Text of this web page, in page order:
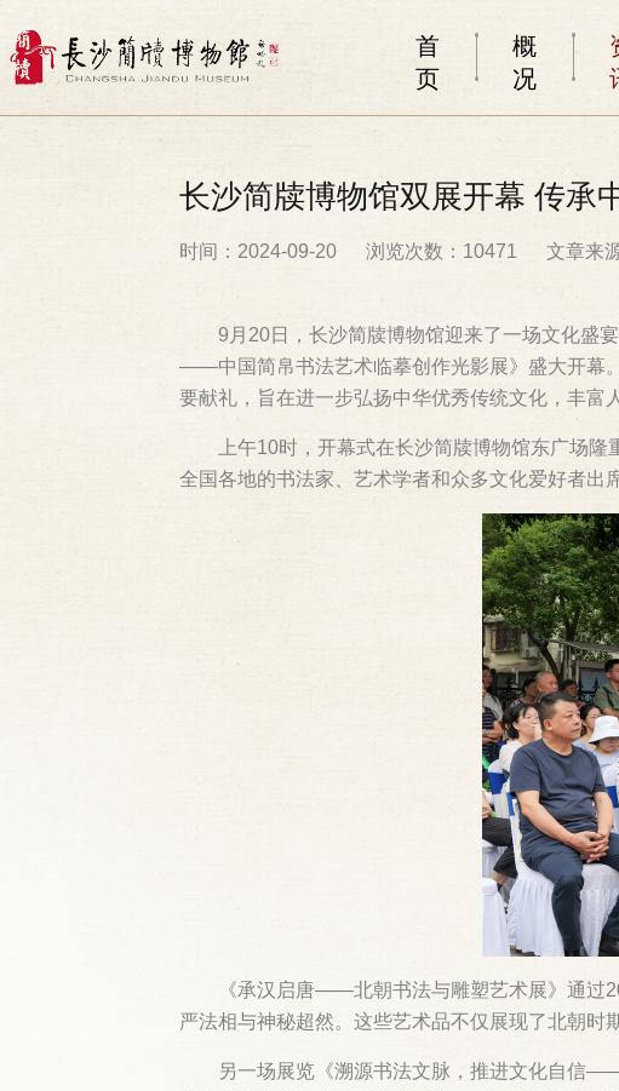
首
页
概
况
长沙简牍博物馆双展开幕 传承
时间：2024-09-20 浏览次数：10471 文章来
9月20日，长沙简牍博物馆迎来了一场文化
——中国简帛书法艺术临摹创作光影展》盛大开幕
要献礼，旨在进一步弘扬中华优秀传统文化，丰富
上午10时，开幕式在长沙简牍博物馆东广场
全国各地的书法家、艺术学者和众多文化爱好者出
《承汉启唐——北朝书法与雕塑艺术展》通过
严法相与神秘超然。这些艺术品不仅展现了北朝时
另一场展览《溯源书法文脉，推进文化自信